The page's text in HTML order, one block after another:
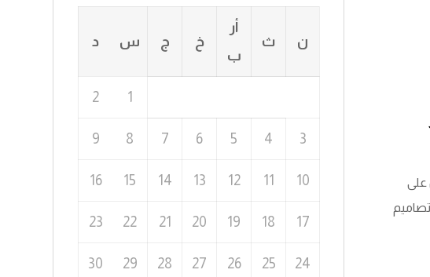
على
ن ث
أر
ب
خ ج س د
1
2
3
4
5
6
7
8
9
10
11
12
13
14
15
16
17
18
19
20
21
22
23
24
25
26
27
28
29
30